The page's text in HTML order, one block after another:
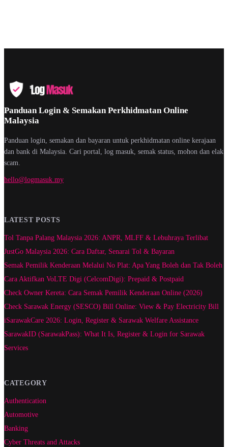
Panduan Login & Semakan Perkhidmatan Online
Malaysia
Panduan login, semakan dan bayaran untuk perkhidmatan online kerajaan
dan bank di Malaysia. Cari portal, log masuk, semak status, mohon dan elak
scam.
hello@logmasuk.my
LATEST POSTS
Tol Tanpa Palang Malaysia 2026: ANPR, MLFF & Lebuhraya Terlibat
JustGo Malaysia 2026: Cara Daftar, Senarai Tol & Bayaran
Semak Pemilik Kenderaan Melalui No Plat: Apa Yang Boleh dan Tak Boleh
Cara Aktifkan VoLTE Digi (CelcomDigi): Prepaid & Postpaid
Check Owner Kereta: Cara Semak Pemilik Kenderaan Online (2026)
Check Sarawak Energy (SESCO) Bill Online: View & Pay Electricity Bill
iSarawakCare 2026: Login, Register & Sarawak Welfare Assistance
SarawakID (SarawakPass): What It Is, Register & Login for Sarawak
Services
CATEGORY
Authentication
Automotive
Banking
Cyber Threats and Attacks